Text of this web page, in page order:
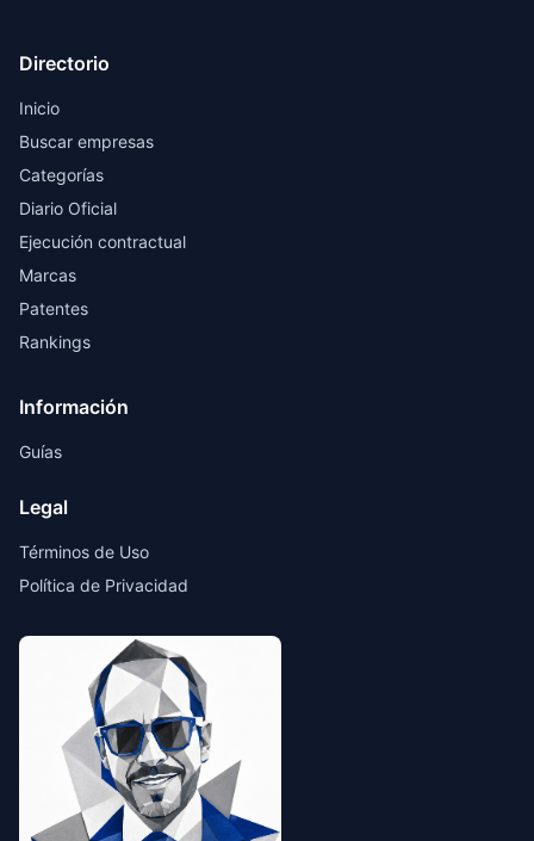
Directorio
Inicio
Buscar empresas
Categorías
Diario Oficial
Ejecución contractual
Marcas
Patentes
Rankings
Información
Guías
Legal
Términos de Uso
Política de Privacidad